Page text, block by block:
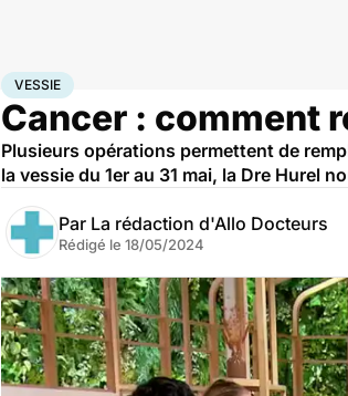
AccueilSanté
VESSIE
Cancer : comment
Plusieurs opérations permettent de
la vessie du 1er au 31 mai, la Dre Hurel
Par La rédaction d'Allo Docteurs
Rédigé le 18/05/2024